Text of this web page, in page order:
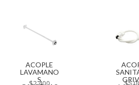
ACOPLE
LAVAMANO
S
$2.400 $